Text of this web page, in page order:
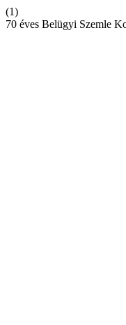
(1)
70 éves Belügyi Szemle